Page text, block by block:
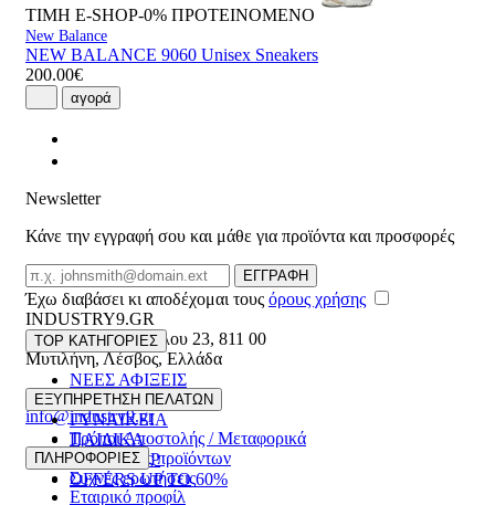
ΤΙΜΗ E-SHOP-0% ΠΡΟΤΕΙΝΟΜΕΝΟ
New Balance
NEW BALANCE 9060 Unisex Sneakers
200.00€
αγορά
Newsletter
Κάνε την εγγραφή σου και μάθε για προϊόντα και προσφορές
Email
ΕΓΓΡΑΦΗ
Έχω διαβάσει κι αποδέχομαι τους όρους χρήσης
INDUSTRY9.GR
Ελευθέριου Βενιζέλου 23, 811 00
Μυτιλήνη,Λέσβος,Ελλάδα
22510 55629
info@industry9.gr
TOP ΚΑΤΗΓΟΡΙΕΣ
ΝΕΕΣ ΑΦΙΞΕΙΣ
ΑΝΔΡΙΚΑ
ΓΥΝΑΙΚΕΙΑ
ΠΑΙΔΙΚΑ
ΑΞΕΣΟΥΑΡ
OFFERS UP TO 60%
ΕΞΥΠΗΡΕΤΗΣΗ ΠΕΛΑΤΩΝ
Τρόποι Αποστολής / Μεταφορικά
Επιστροφές προϊόντων
Συχνές ερωτήσεις
ΠΛΗΡΟΦΟΡΙΕΣ
Εταιρικό προφίλ